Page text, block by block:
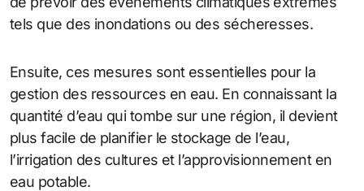
tels que des inondations ou des sécheresses.
Ensuite, ces mesures sont essentielles pour la
gestion des ressources en eau. En connaissant la
quantité d’eau qui tombe sur une région, il devient
plus facile de planifier le stockage de l’eau,
l’irrigation des cultures et l’approvisionnement en
eau potable.